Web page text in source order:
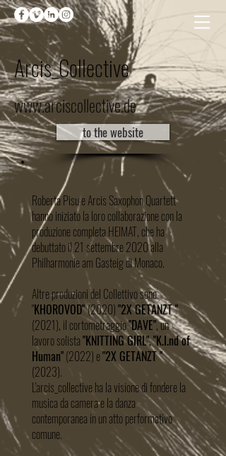
Arcis_Collective
www.arciscollective.de
to the website
Roberta Pisu e Arcis Saxophon Quartett
hanno iniziato la loro collaborazione con la
produzione completa HEIMAT, che ha
debuttato il 21 settembre 2020 alla
Philharmonie am Gasteig di Monaco.
Altre produzioni del Collettivo sono
"KHOROVOD"(2020)"2X GETANZT "
(2021), il cortometraggio"DAVE", un
lavoro solista"KNITTING GIRL","K.I.nd of
Human"(2022) e"2X GETANZT "
(2023).
L'arcis_collective ha la visione di fondere la
musica da camera e la danza
contemporanea in un atto performativo
comune.